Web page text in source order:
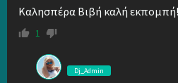
Καλησπέρα Βιβή καλή
1
Dj_Admin